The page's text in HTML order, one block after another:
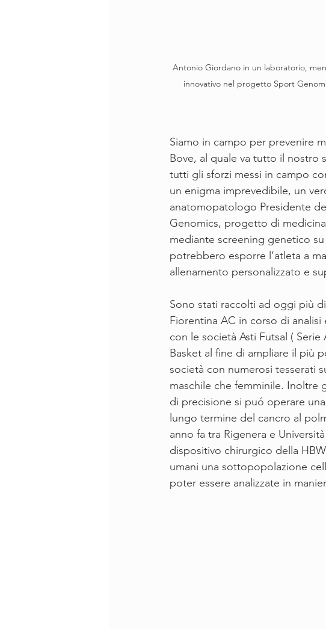
innovativo nel progetto Sport
Siamo in campo per prevenire
Bove, al quale va tutto il nostro
tutti gli sforzi messi in campo
un enigma imprevedibile, un
anatomopatologo Presidente
Genomics, progetto di
mediante screening genetico
potrebbero esporre l’atleta a
allenamento personalizzato e
Sono stati raccolti ad oggi più
Fiorentina AC in corso di
con le società Asti Futsal (
Basket al fine di ampliare il più
società con numerosi tesserati
maschile che femminile. Inoltre
di precisione si puó operare
lungo termine del cancro al
anno fa tra Rigenera e
dispositivo chirurgico della
umani una sottopopolazione
poter essere analizzate in